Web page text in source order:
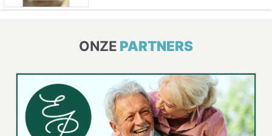
ONZE PARTNERS